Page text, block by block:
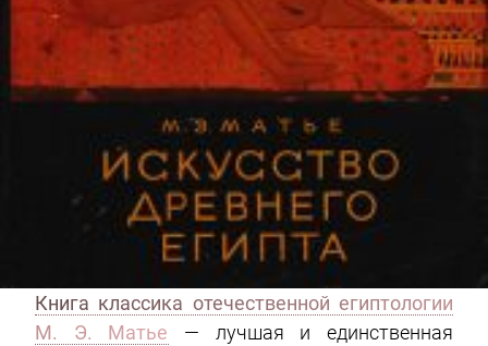
Книга классика отечественной египтологии
М. Э. Матье — лучшая и единственная